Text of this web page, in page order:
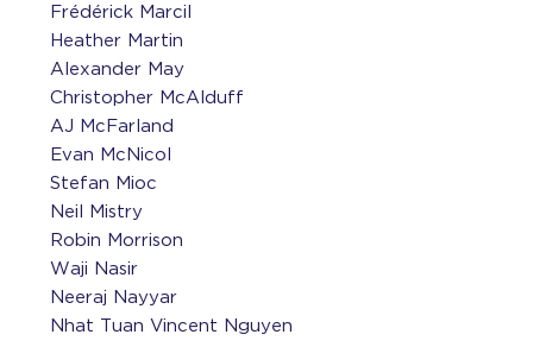
Frédérick Marcil
Heather Martin
Alexander May
Christopher McAlduff
AJ McFarland
Evan McNicol
Stefan Mioc
Neil Mistry
Robin Morrison
Waji Nasir
Neeraj Nayyar
Nhat Tuan Vincent Nguyen